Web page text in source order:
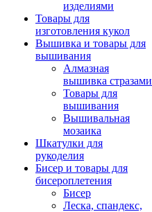
изделиями
Товары для
изготовления кукол
Вышивка и товары для
вышивания
Алмазная
вышивка стразами
Товары для
вышивания
Вышивальная
мозаика
Шкатулки для
рукоделия
Бисер и товары для
бисероплетения
Бисер
Леска, спандекс,